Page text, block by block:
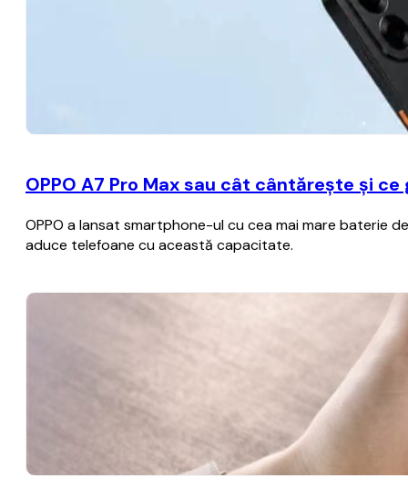
OPPO A7 Pro Max sau cât cântărește și
OPPO a lansat smartphone-ul cu cea mai mare baterie
aduce telefoane cu această capacitate.